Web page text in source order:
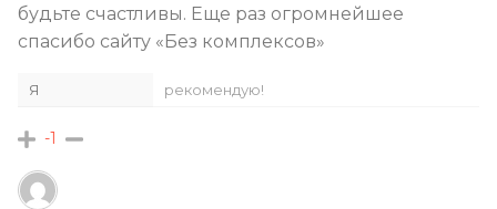
будьте счастливы. Еще раз огромнейшее
спасибо сайту «Без комплексов»
Я рекомендую!
-1